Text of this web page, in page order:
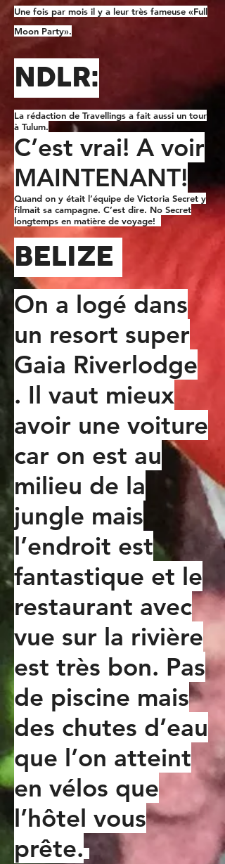
Une fois par mois il y a leur très fameuse «Full
Moon Party».
NDLR:
La rédaction de Travellings a fait aussi un tour
à Tulum.
C’est vrai! A voir
MAINTENANT!
Quand on y était l’équipe de Victoria Secret y
filmait sa campagne. C’est dire. No Secret
longtemps en matière de voyage!
BELIZE
On a logé dans
un resort super
Gaia Riverlodge
. Il vaut mieux
avoir une voiture
car on est au
milieu de la
jungle mais
l’endroit est
fantastique et le
restaurant avec
vue sur la rivière
est très bon. Pas
de piscine mais
des chutes d’eau
que l’on atteint
en vélos que
l’hôtel vous
prête.